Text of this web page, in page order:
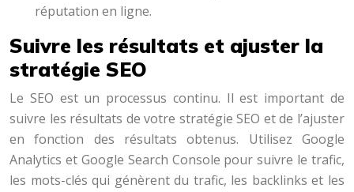
réputation en ligne.
Suivre les résultats et ajuster la
stratégie SEO
Le SEO est un processus continu. Il est important de
suivre les résultats de votre stratégie SEO et de l’ajuster
en fonction des résultats obtenus. Utilisez Google
Analytics et Google Search Console pour suivre le trafic,
les mots-clés qui génèrent du trafic, les backlinks et les